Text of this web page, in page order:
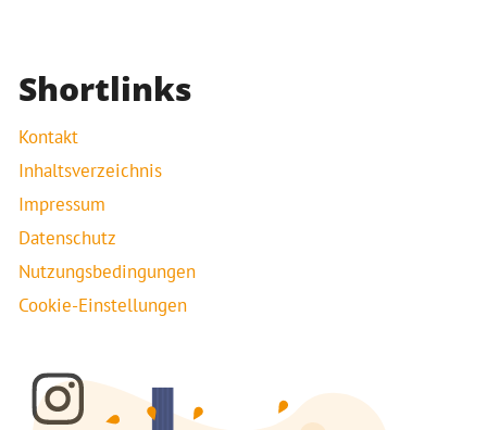
Shortlinks
Kontakt
Inhaltsverzeichnis
Impressum
Datenschutz
Nutzungsbedingungen
Cookie-Einstellungen